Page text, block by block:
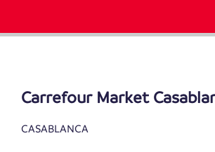
Carrefour Market
CASABLANCA